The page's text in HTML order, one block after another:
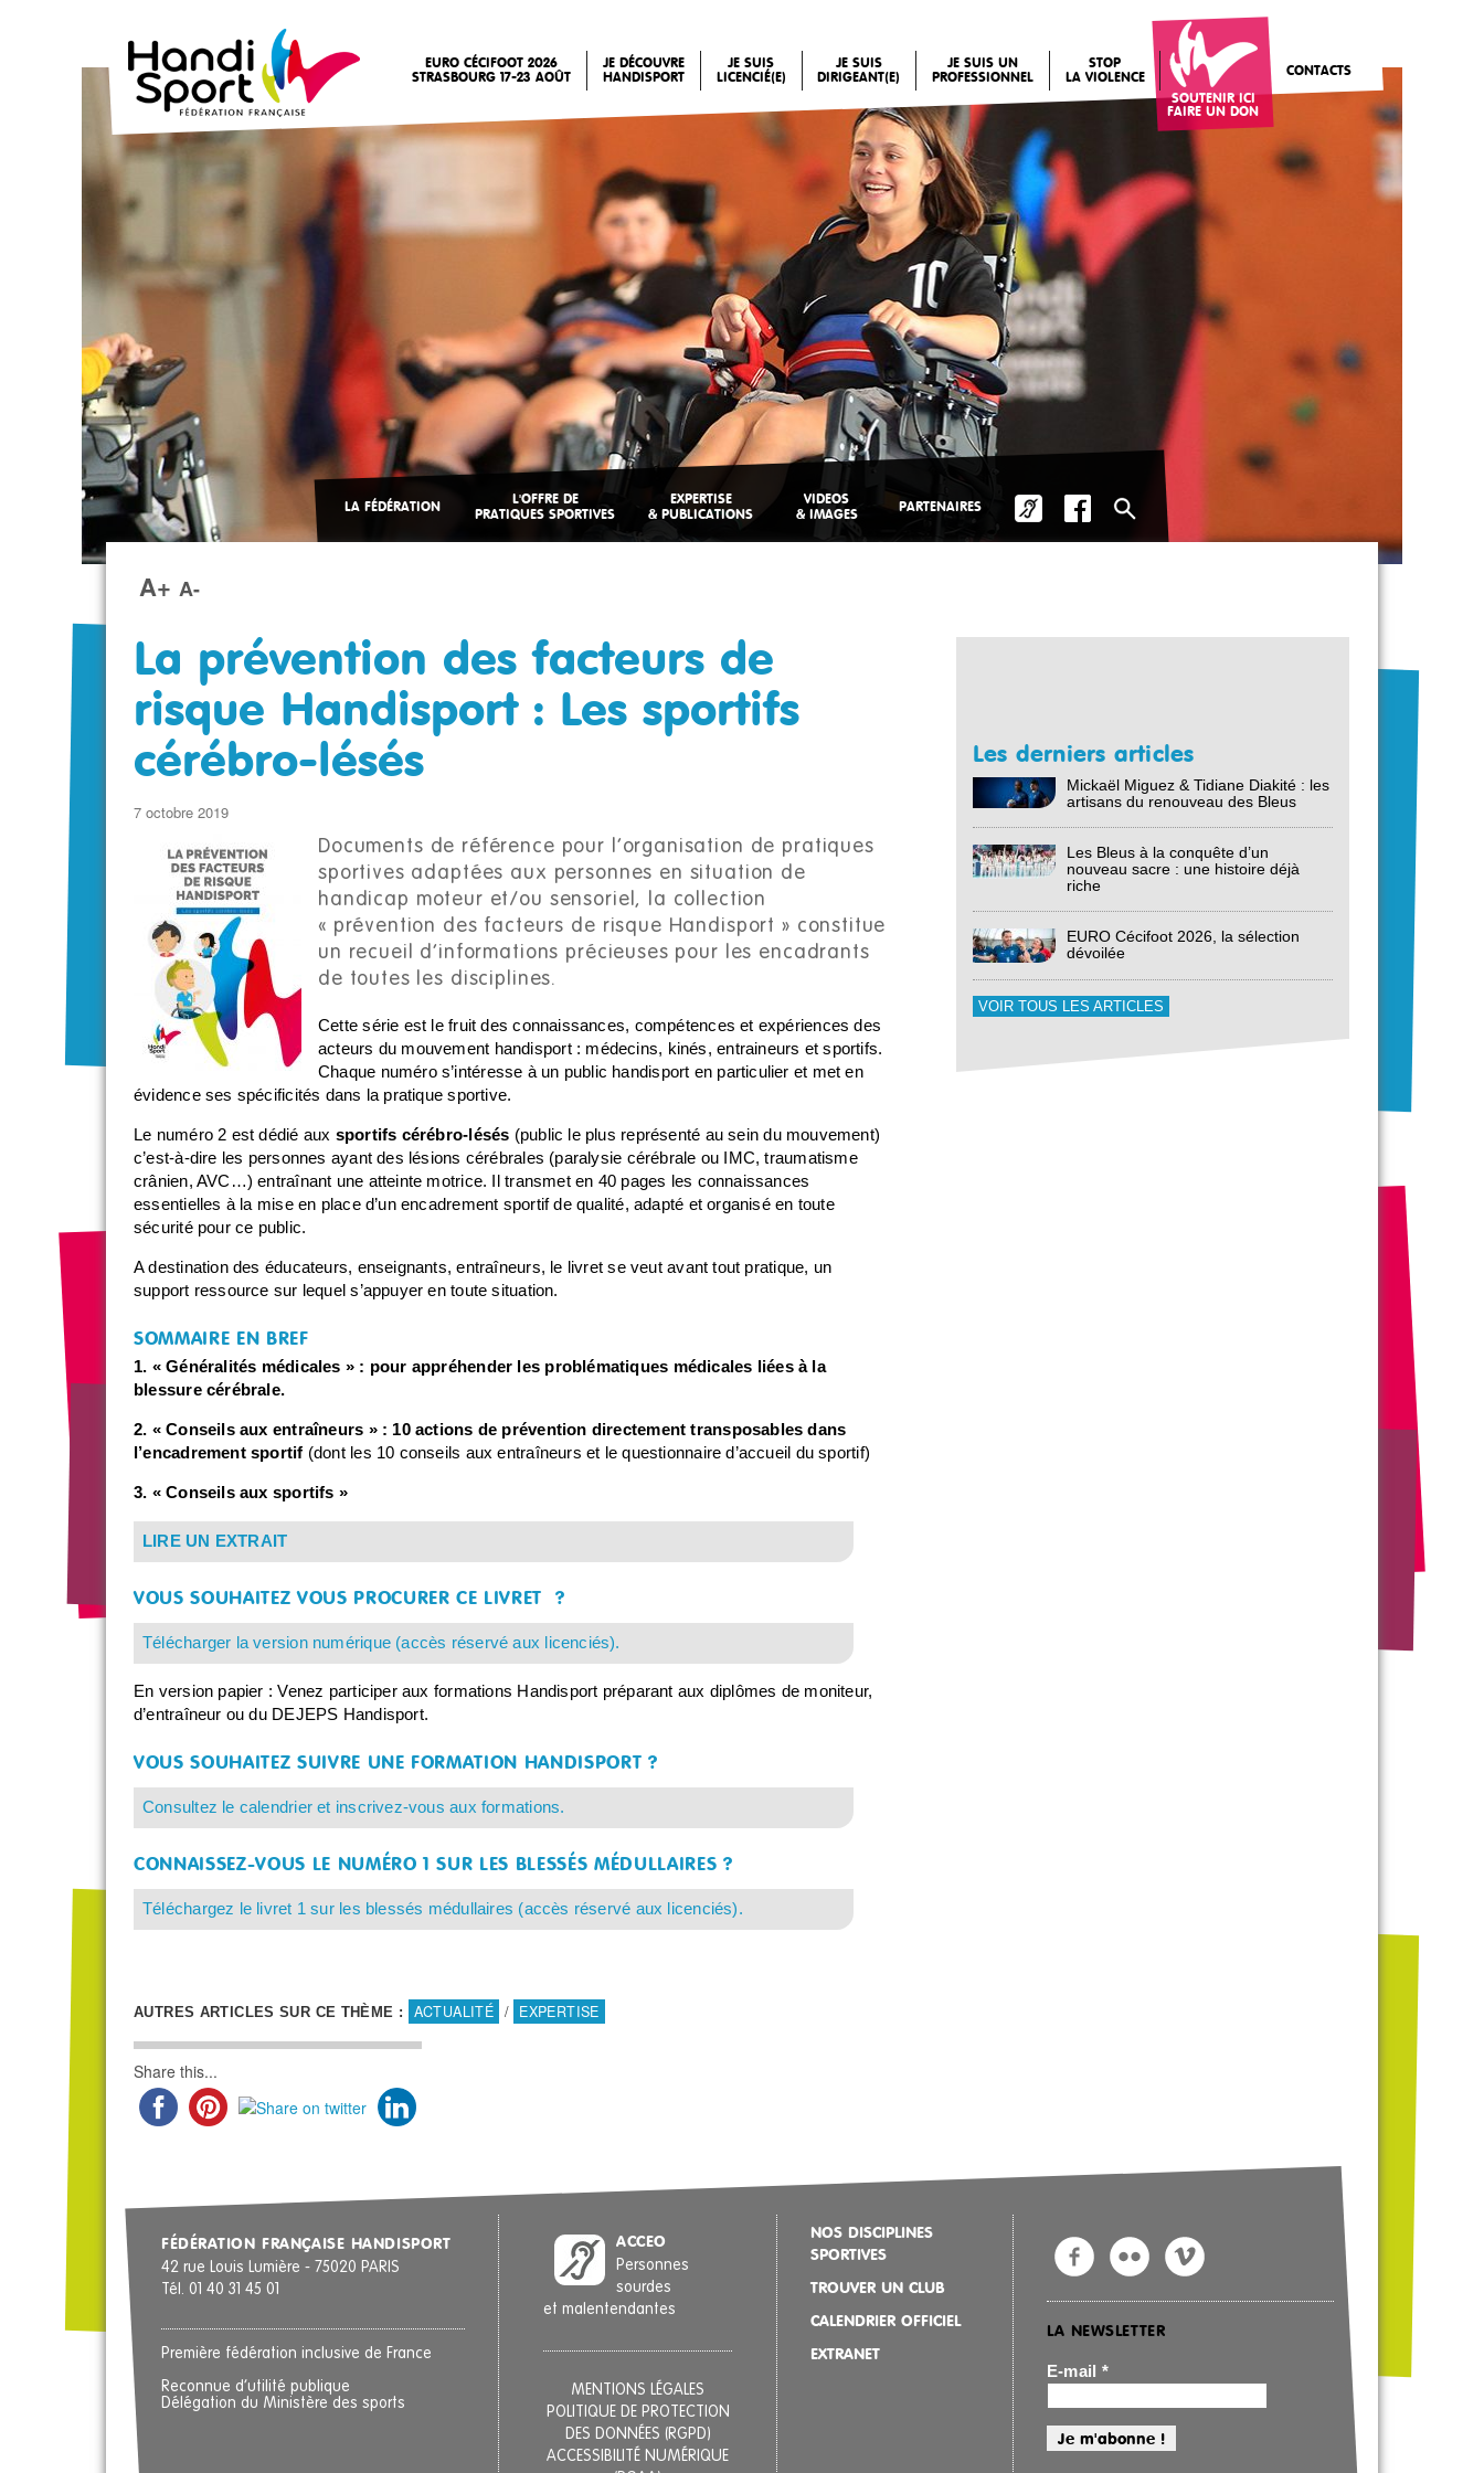
EURO CÉCIFOOT 2026
STRASBOURG 17-23 AOÛT
JE DÉCOUVRE
HANDISPORT
JE SUIS
LICENCIÉ(E)
JE SUIS
DIRIGEANT(E)
JE SUIS UN
PROFESSIONNEL
STOP
LA VIOLENCE
SOUTENIR ICI
FAIRE UN DON
CONTACTS
LA FÉDÉRATION
L'OFFRE DE
PRATIQUES SPORTIVES
EXPERTISE
& PUBLICATIONS
VIDEOS
& IMAGES
PARTENAIRES
A+ A-
La prévention des facteurs de
risque Handisport : Les sportifs
cérébro-lésés
7 octobre 2019
Documents de référence pour l’organisation de pratiques
sportives adaptées aux personnes en situation de
handicap moteur et/ou sensoriel, la collection
« prévention des facteurs de risque Handisport » constitue
un recueil d’informations précieuses pour les encadrants
de toutes les disciplines.
Cette série est le fruit des connaissances, compétences et expériences des
acteurs du mouvement handisport : médecins, kinés, entraineurs et sportifs.
Chaque numéro s’intéresse à un public handisport en particulier et met en
évidence ses spécificités dans la pratique sportive.
Le numéro 2 est dédié aux sportifs cérébro-lésés (public le plus représenté au sein du mouvement)
c’est-à-dire les personnes ayant des lésions cérébrales (paralysie cérébrale ou IMC, traumatisme
crânien, AVC…) entraînant une atteinte motrice. Il transmet en 40 pages les connaissances
essentielles à la mise en place d’un encadrement sportif de qualité, adapté et organisé en toute
sécurité pour ce public.
A destination des éducateurs, enseignants, entraîneurs, le livret se veut avant tout pratique, un
support ressource sur lequel s’appuyer en toute situation.
SOMMAIRE EN BREF
1. « Généralités médicales » : pour appréhender les problématiques médicales liées à la
blessure cérébrale.
2. « Conseils aux entraîneurs » : 10 actions de prévention directement transposables dans
l’encadrement sportif (dont les 10 conseils aux entraîneurs et le questionnaire d’accueil du sportif)
3. « Conseils aux sportifs »
LIRE UN EXTRAIT
VOUS SOUHAITEZ VOUS PROCURER CE LIVRET ?
Télécharger la version numérique (accès réservé aux licenciés).
En version papier : Venez participer aux formations Handisport préparant aux diplômes de moniteur,
d’entraîneur ou du DEJEPS Handisport.
VOUS SOUHAITEZ SUIVRE UNE FORMATION HANDISPORT ?
Consultez le calendrier et inscrivez-vous aux formations.
CONNAISSEZ-VOUS LE NUMÉRO 1 SUR LES BLESSÉS MÉDULLAIRES ?
Téléchargez le livret 1 sur les blessés médullaires (accès réservé aux licenciés).
AUTRES ARTICLES SUR CE THÈME : ACTUALITÉ / EXPERTISE
Share this...
Les derniers articles
Mickaël Miguez & Tidiane Diakité : les
artisans du renouveau des Bleus
Les Bleus à la conquête d’un
nouveau sacre : une histoire déjà
riche
EURO Cécifoot 2026, la sélection
dévoilée
VOIR TOUS LES ARTICLES
FÉDÉRATION FRANÇAISE HANDISPORT
42 rue Louis Lumière - 75020 PARIS
Tél. 01 40 31 45 01
Première fédération inclusive de France
Reconnue d’utilité publique
Délégation du Ministère des sports
ACCEO
Personnes
sourdes
et malentendantes
MENTIONS LÉGALES
POLITIQUE DE PROTECTION
DES DONNÉES (RGPD)
ACCESSIBILITÉ NUMÉRIQUE
NOS DISCIPLINES
SPORTIVES
TROUVER UN CLUB
CALENDRIER OFFICIEL
EXTRANET
LA NEWSLETTER
E-mail *